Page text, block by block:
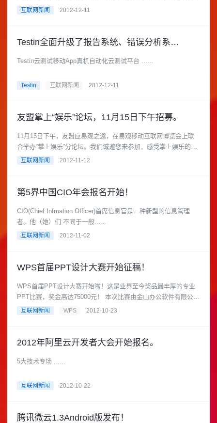
量正以几何速度在膨胀，为......
互联网新闻 2012-12-11
Testin全面升级了报告系统、错误分析系统。
Testin云测试移动App真机自动化云测试平台 ......
Testin 互联网新闻 2012-12-11
友盟掌上“娱乐”论坛，11月15日下午招募。
11月15日下午，友盟应易观之邀，在易观移动互联网博览会上联
合举办“掌上娱乐”分论坛。我们诚邀您来参加，感受掌上娱乐的强
大魅力！ ......
互联网新闻 2012-11-12
第5界中国CIO年会报名开始！
CIO(Chief Infmation Officer)首席信息官是一种新型的信息管理
者。他（她）们 不同于一般......
互联网新闻 2012-11-02
WPS首届PPT设计大赛开始征稿！
WPS首届PPT设计大赛开始啦！这是业界至今奖品最丰厚的专业
PPT比赛，奖金高达75000元！ 本次比赛由金山办公软件有限公司
WPS Off......
互联网新闻 WPS 2012-10-23
2012年阿里云开发者大会开始报名。
5大技术专场 ......
互联网新闻 2012-10-22
腾讯微云1.3Android版发布！